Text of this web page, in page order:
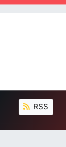
RSS